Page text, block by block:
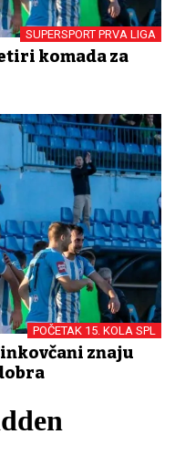
SUPERSPORT PRVA LIGA
komada za
POČETAK 15. KOLA SPL
znaju